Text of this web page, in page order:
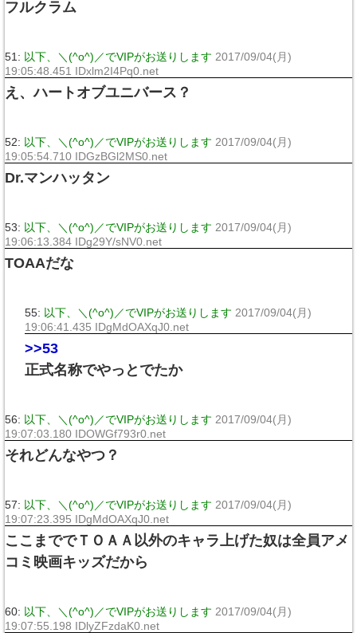
フルクラム
51: 以下、＼(^o^)／でVIPがお送りします 2017/09/04(月)
19:05:48.451 IDxlm2I4Pq0.net
え、ハートオブユニバース？
52: 以下、＼(^o^)／でVIPがお送りします 2017/09/04(月)
19:05:54.710 IDGzBGl2MS0.net
Dr.マンハッタン
53: 以下、＼(^o^)／でVIPがお送りします 2017/09/04(月)
19:06:13.384 IDg29Y/sNV0.net
TOAAだな
55: 以下、＼(^o^)／でVIPがお送りします 2017/09/04(月)
19:06:41.435 IDgMdOAXqJ0.net
>>53
正式名称でやっとでたか
56: 以下、＼(^o^)／でVIPがお送りします 2017/09/04(月)
19:07:03.180 IDOWGf793r0.net
それどんなやつ？
57: 以下、＼(^o^)／でVIPがお送りします 2017/09/04(月)
19:07:23.395 IDgMdOAXqJ0.net
ここまででＴＯＡＡ以外のキャラ上げた奴は全員アメ
コミ映画キッズだから
60: 以下、＼(^o^)／でVIPがお送りします 2017/09/04(月)
19:07:55.198 IDlyZFzdaK0.net